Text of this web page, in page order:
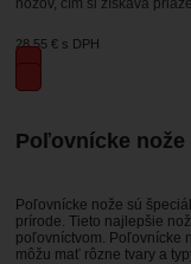
nožov, čím si získava
28,55 € s DPH
Poľovnícke nože
Poľovnícke nože sú
prírode. Tieto najlepšie
poľovníctvom. Poľovnícke
môžu mať rôzne tvary a